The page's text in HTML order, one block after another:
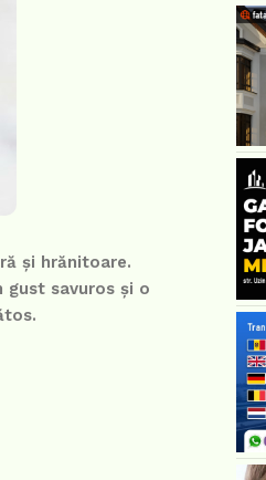
și hrănitoare.
gust savuros și o